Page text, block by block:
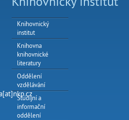
Knihovnický
institut
Knihovna
knihovnické
literatury
Oddělení
vzdělávání
Studijní a
informační
oddělení